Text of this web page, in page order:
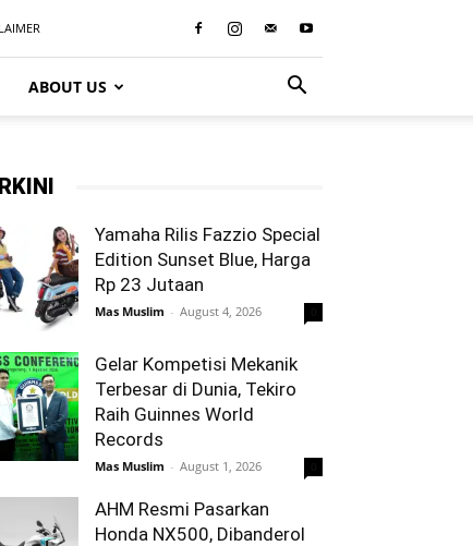
ABOUT US
Yamaha Rilis Fazzio Special
Edition Sunset Blue, Harga
Rp 23 Jutaan
Mas Muslim - August 4, 2026
Gelar Kompetisi Mekanik
Terbesar di Dunia, Tekiro
Raih Guinnes World
Records
Mas Muslim - August 1, 2026
AHM Resmi Pasarkan
Honda NX500, Dibanderol